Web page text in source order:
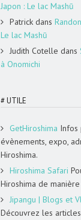
Japon : Le lac Mashū
Patrick dans
Le lac Mashū
Judith Cotelle dans
à Onomichi
# UTILE
GetHiroshima Infos
évènements, expo,
Hiroshima.
Hiroshima Safari
Hiroshima de
Jipangu | Blogs et
Découvrez les